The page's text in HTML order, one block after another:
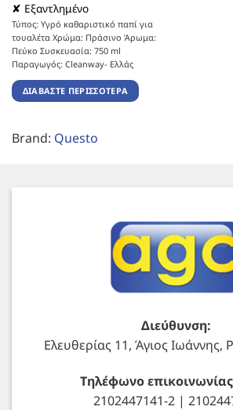
✘ Εξαντλημένο
Τύπος: Υγρό καθαριστικό παπί για
τουαλέτα Χρώμα: Πράσινο Άρωμα:
Πεύκο Συσκευασία: 750 ml
Παραγωγός: Cleanway- Ελλάς
ΔΙΑΒΆΣΤΕ ΠΕΡΙΣΣΌΤΕΡΑ
Brand: Questo
Διεύθυνση:
Ελευθερίας 11, Άγιος Ιωάννης,
Τηλέφωνο
2102447141-2 |